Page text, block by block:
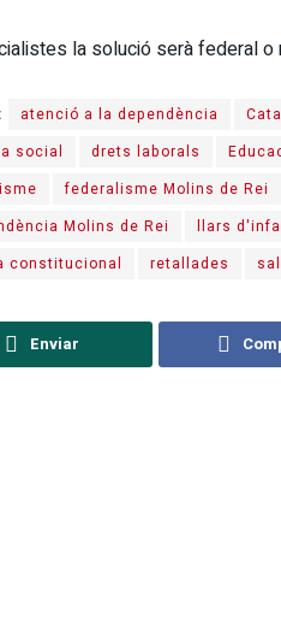
la solució serà federal o
atenció a la dependència
social
drets laborals
federalisme Molins de Rei
Molins de Rei
llars
constitucional
retallades
Enviar